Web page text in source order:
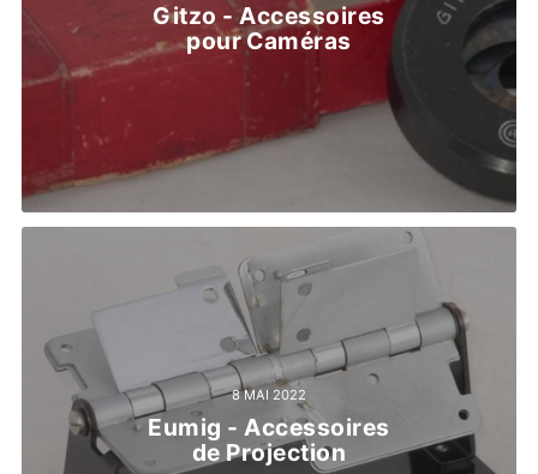
Gitzo - Accessoires
pour Caméras
8 MAI 2022
Eumig - Accessoires
de Projection